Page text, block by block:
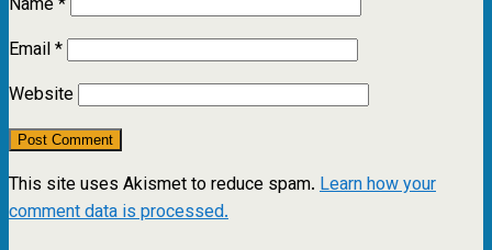
Name*
Email*
Website
This site uses Akismet to reduce spam. Learn how your
comment data is processed.